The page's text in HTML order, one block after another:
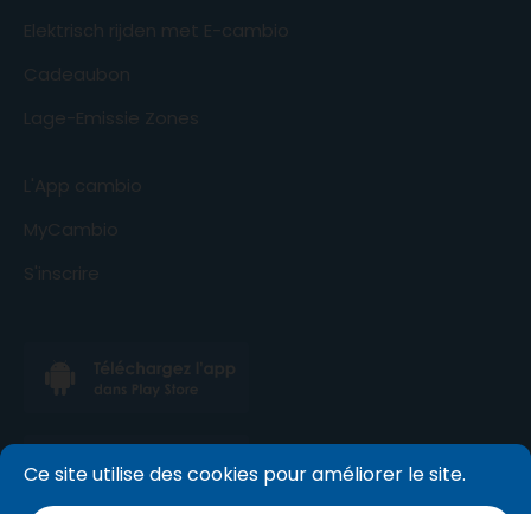
Elektrisch rijden met E-cambio
Cadeaubon
Lage-Emissie Zones
L'App cambio
MyCambio
S'inscrire
Ce site utilise des cookies pour améliorer le site.